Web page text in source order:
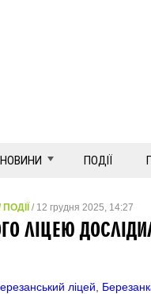
НОВИНИ ПОДІЇ
ПОДІЇ / 12 грудня 2025, 14:27
ЛІЦЕЮ
ліцей